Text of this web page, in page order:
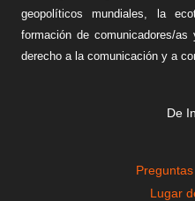
geopolíticos mundiales, la
formación de comunicadores/
derecho a la comunicación y a
De
Lugar